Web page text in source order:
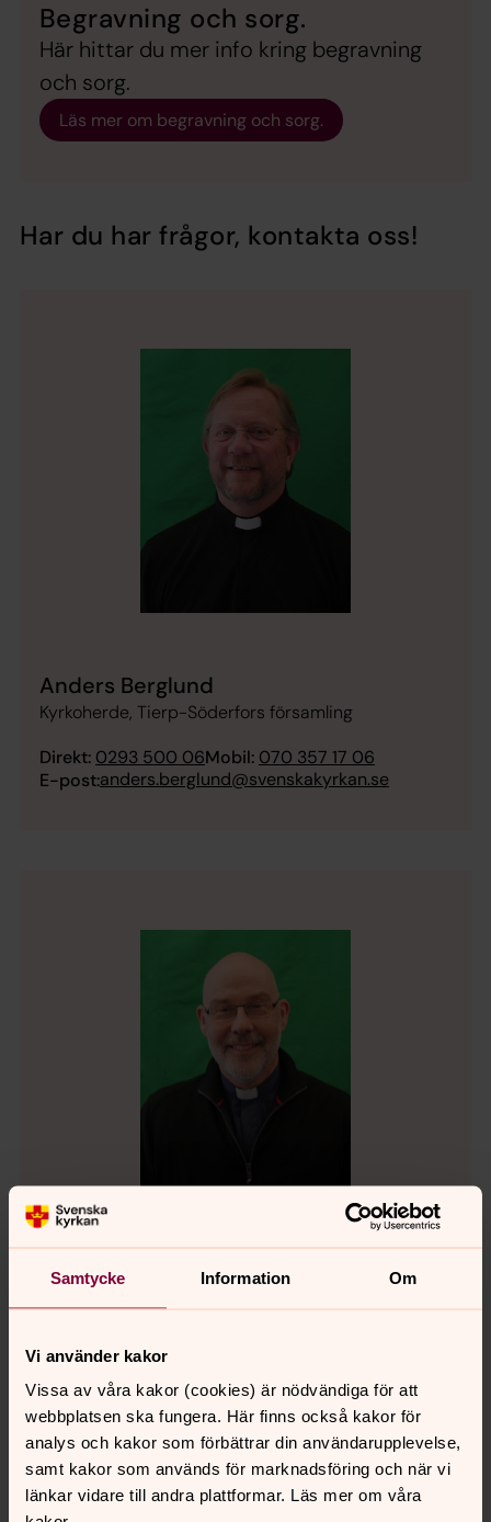
Samtycke Information Om
Vi använder kakor
Vissa av våra kakor (cookies) är nödvändiga för att
webbplatsen ska fungera. Här finns också kakor för
analys och kakor som förbättrar din användarupplevelse,
samt kakor som används för marknadsföring och när vi
länkar vidare till andra plattformar. Läs mer om våra
Begravning och sorg.
Här hittar du mer info kring begravning
och sorg.
Läs mer om begravning och sorg.
Har du har frågor, kontakta oss!
Anders Berglund
Kyrkoherde, Tierp-Söderfors församling
Direkt: 0293 500 06Mobil: 070 357 17 06
E-post:anders.berglund@svenskakyrkan.se
Magnus Vallin
Komminister, Tierp-Söderfors församling
E-post:magnus.vallin@svenskakyrkan.se
För frågor gällande musik till
begravningsgudstjänsten, kontakta